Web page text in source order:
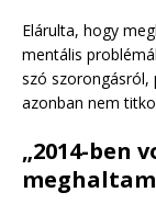
Elárulta, hogy
mentális
szó szorongásról,
azonban nem
„2014-ben